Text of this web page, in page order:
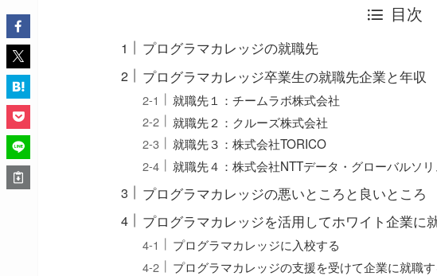
目次
プログラマカレッジの就職先
プログラマカレッジ卒業生の就職先企業と年収
就職先１：チームラボ株式会社
就職先２：クルーズ株式会社
就職先３：株式会社TORICO
就職先４：株式会社NTTデータ・グローバルソ
プログラマカレッジの悪いところと良いところ
プログラマカレッジを活用してホワイト企業に
プログラマカレッジに入校する
プログラマカレッジの支援を受けて企業に就職す